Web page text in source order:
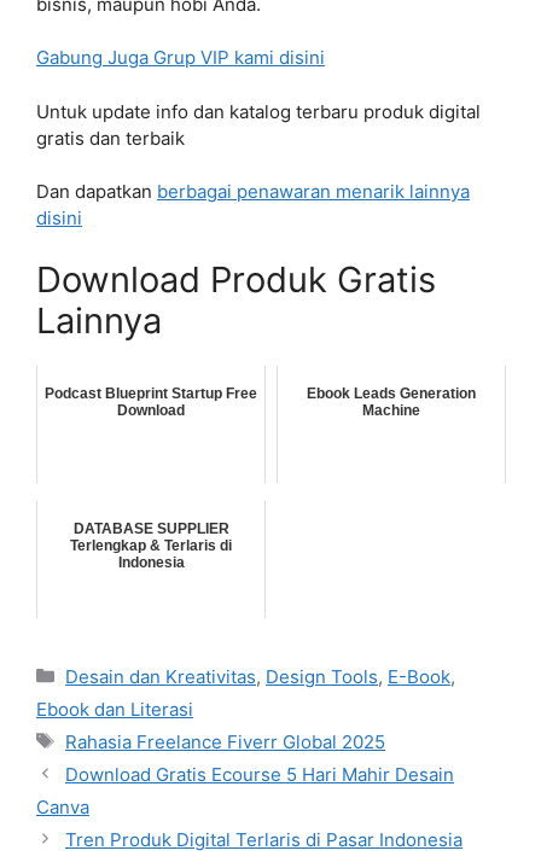
Gabung Juga Grup VIP kami disini
Untuk update info dan katalog terbaru produk digital
gratis dan terbaik
Dan dapatkan berbagai penawaran menarik lainnya
disini
Download Produk Gratis
Lainnya
Podcast Blueprint Startup Free
Download
Ebook Leads Generation
Machine
DATABASE SUPPLIER
Terlengkap & Terlaris di
Indonesia
Categories
Desain dan Kreativitas, Design Tools, E-Book,
Ebook dan Literasi
Tags
Rahasia Freelance Fiverr Global 2025
Download Gratis Ecourse 5 Hari Mahir Desain
Canva
Tren Produk Digital Terlaris di Pasar Indonesia